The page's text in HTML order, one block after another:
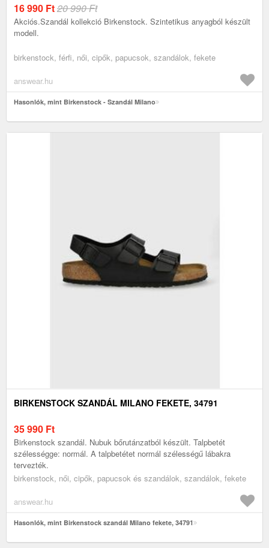
16 990 Ft20 990 Ft
Akciós.Szandál kollekció Birkenstock. Szintetikus anyagból készült
modell.
birkenstock, férfi, női, cipők, papucsok, szandálok, fekete
answear.hu
Hasonlók, mint Birkenstock - Szandál Milano
BIRKENSTOCK SZANDÁL MILANO FEKETE, 34791
35 990 Ft
Birkenstock szandál. Nubuk bőrutánzatból készült. Talpbetét
szélességge: normál. A talpbetétet normál szélességű lábakra
tervezték.
birkenstock, női, cipők, papucsok és szandálok, szandálok, fekete
answear.hu
Hasonlók, mint Birkenstock szandál Milano fekete, 34791